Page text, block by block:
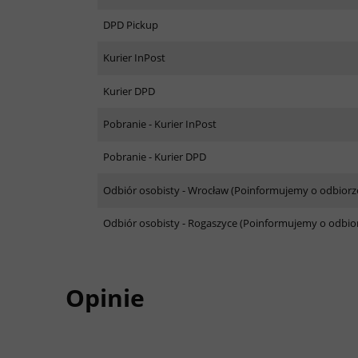
DPD Pickup
Kurier InPost
Kurier DPD
Pobranie - Kurier InPost
Pobranie - Kurier DPD
Odbiór osobisty - Wrocław(Poinformujemy o
Odbiór osobisty - Rogaszyce(Poinformujemy o
Opinie